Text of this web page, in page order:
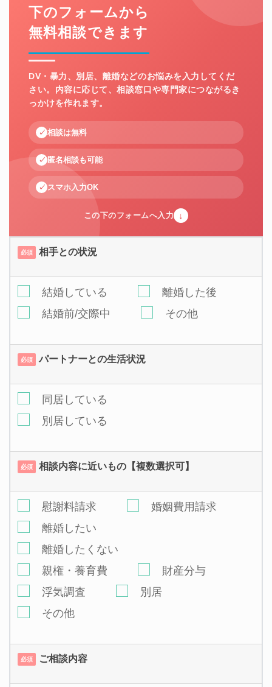
下のフォームから
無料相談できます
DV・暴力、別居、離婚などのお悩みを入力してくだ
さい。内容に応じて、相談窓口や専門家につながるき
っかけを作れます。
相談は無料
匿名相談も可能
スマホ入力OK
この下のフォームへ入力 ↓
必須 相手との状況
結婚している
離婚した後
結婚前/交際中
その他
必須 パートナーとの生活状況
同居している
別居している
必須 相談内容に近いもの【複数選択可】
慰謝料請求
婚姻費用請求
離婚したい
離婚したくない
親権・養育費
財産分与
浮気調査
別居
その他
必須 ご相談内容